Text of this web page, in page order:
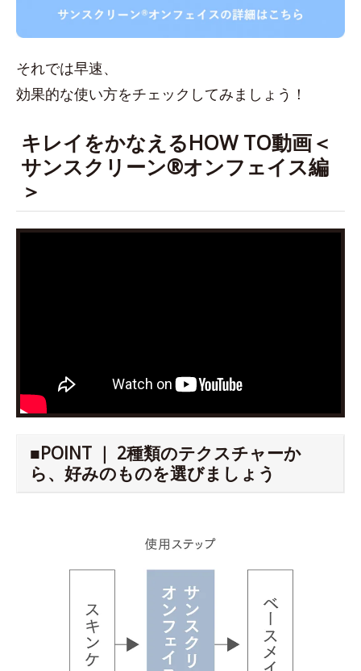
それでは早速、
効果的な使い方をチェックしてみましょう！
キレイをかなえるHOW TO動画＜
サンスクリーン®オンフェイス編
＞
■POINT ｜ 2種類のテクスチャーか
ら、好みのものを選びましょう